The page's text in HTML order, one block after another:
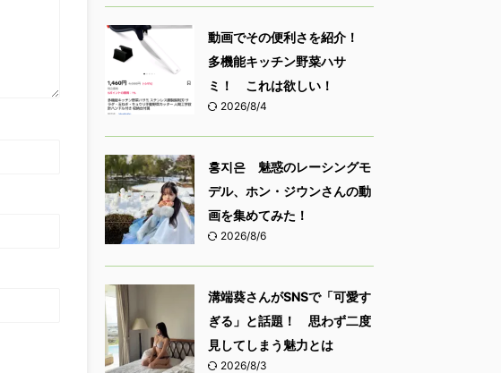
動画でその便利さを紹介！
多機能キッチン野菜ハサ
ミ！ これは欲しい！
2026/8/4
홍지은 魅惑のレーシングモ
デル、ホン・ジウンさんの動
画を集めてみた！
2026/8/6
溝端葵さんがSNSで「可愛す
ぎる」と話題！ 思わず二度
見してしまう魅力とは
2026/8/3